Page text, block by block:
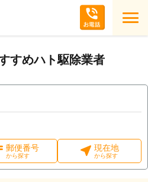
すめハト駆除業者
郵便番号
から探す
現在地
から探す